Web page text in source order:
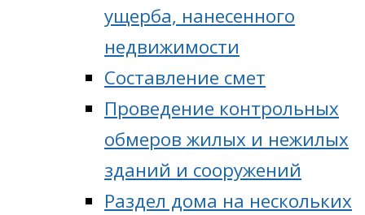
ущерба, нанесенного
недвижимости
Составление смет
Проведение контрольных
обмеров жилых и нежилых
зданий и сооружений
Раздел дома на нескольких